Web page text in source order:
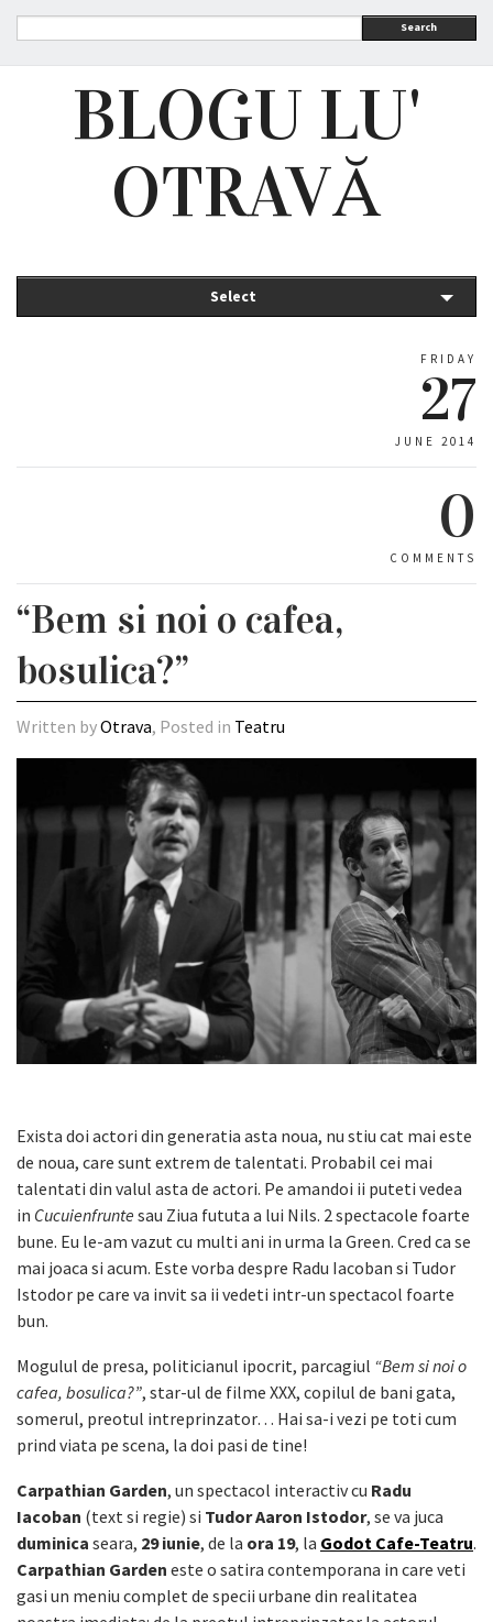
Search
BLOGU LU'
OTRAVĂ
Select
FRIDAY
27
JUNE 2014
0
COMMENTS
“Bem si noi o cafea,
bosulica?”
Written byOtrava, Posted in Teatru
Exista doi actori din generatia asta noua, nu stiu cat mai este
de noua, care sunt extrem de talentati. Probabil cei mai
talentati din valul asta de actori. Pe amandoi ii puteti vedea
in Cucuienfrunte sau Ziua fututa a lui Nils. 2 spectacole foarte
bune. Eu le-am vazut cu multi ani in urma la Green. Cred ca se
mai joaca si acum. Este vorba despre Radu Iacoban si Tudor
Istodor pe care va invit sa ii vedeti intr-un spectacol foarte
bun.
Mogulul de presa, politicianul ipocrit, parcagiul “Bem si noi o
cafea, bosulica?”, star-ul de filme XXX, copilul de bani gata,
somerul, preotul intreprinzator… Hai sa-i vezi pe toti cum
prind viata pe scena, la doi pasi de tine!
Carpathian Garden, un spectacol interactiv cu Radu
Iacoban (text si regie) si Tudor Aaron Istodor, se va juca
duminica seara, 29 iunie, de la ora 19, la Godot Cafe-Teatru.
Carpathian Garden este o satira contemporana in care veti
gasi un meniu complet de specii urbane din realitatea